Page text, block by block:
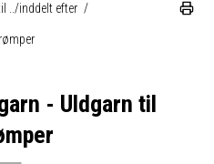
../inddelt efter /
- Uldgarn til